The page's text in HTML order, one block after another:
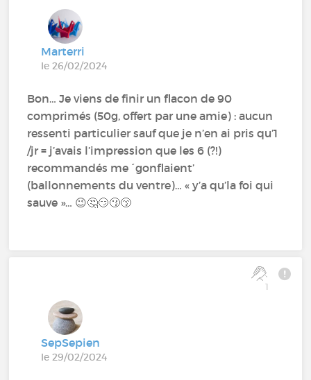
Marterri
le 26/02/2024
Bon… Je viens de finir un flacon de 90
comprimés (50g, offert par une amie) : aucun
ressenti particulier sauf que je n’en ai pris qu’1
/jr = j’avais l’impression que les 6 (?!)
recommandés me ´gonflaient’
(ballonnements du ventre)… « y’a qu’la foi qui
sauve »… 😉 🤔😏😗😙
1
SepSepien
le 29/02/2024